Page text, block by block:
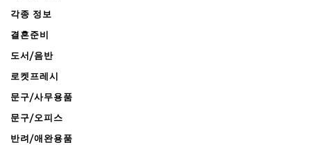
각종 정보
결혼준비
도서/음반
로켓프레시
문구/사무용품
문구/오피스
반려/애완용품